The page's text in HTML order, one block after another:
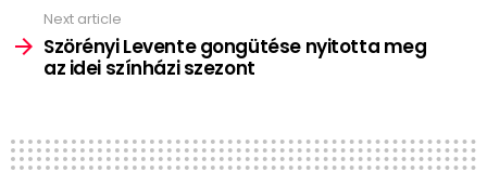
Next article
Szörényi Levente gongütése nyitotta meg
az idei színházi szezont